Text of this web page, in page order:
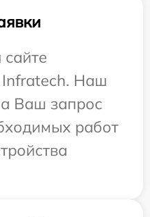
сайте
Infratech. Наш
Ваш запрос
работ